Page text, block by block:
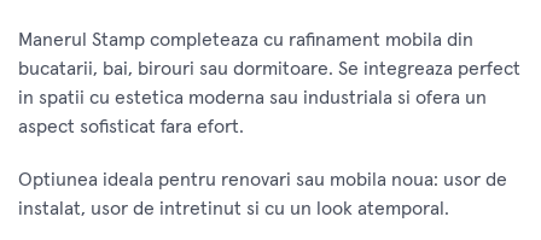
Manerul Stamp completeaza cu rafinament mobila din
bucatarii, bai, birouri sau dormitoare. Se integreaza perfect
in spatii cu estetica moderna sau industriala si ofera un
aspect sofisticat fara efort.
Optiunea ideala pentru renovari sau mobila noua: usor de
instalat, usor de intretinut si cu un look atemporal.